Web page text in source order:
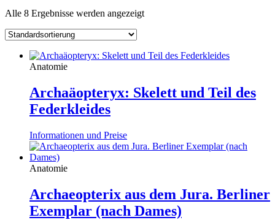
Alle 8 Ergebnisse werden angezeigt
Anatomie
Archaäopteryx: Skelett und Teil des
Federkleides
Informationen und Preise
Anatomie
Archaeopterix aus dem Jura. Berliner
Exemplar (nach Dames)